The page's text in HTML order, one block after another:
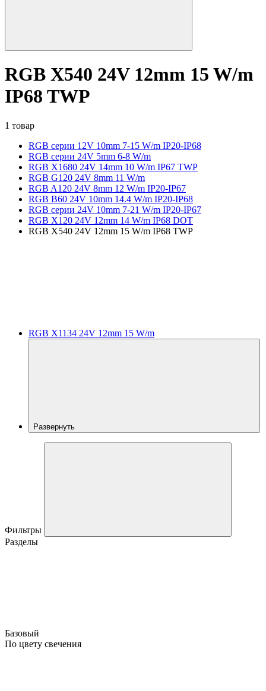
RGB X540 24V 12mm 15 W/m
IP68 TWP
1 товар
RGB серии 12V 10mm 7-15 W/m IP20-IP68
RGB серии 24V 5mm 6-8 W/m
RGB X1680 24V 14mm 10 W/m IP67 TWP
RGB G120 24V 8mm 11 W/m
RGB A120 24V 8mm 12 W/m IP20-IP67
RGB B60 24V 10mm 14.4 W/m IP20-IP68
RGB серии 24V 10mm 7-21 W/m IP20-IP67
RGB X120 24V 12mm 14 W/m IP68 DOT
RGB X540 24V 12mm 15 W/m IP68 TWP
RGB X1134 24V 12mm 15 W/m
Развернуть
Фильтры
Разделы
Базовый
По цвету свечения